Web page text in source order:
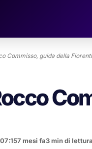
Commisso, guida della
7 mesi fa3 min di lettura